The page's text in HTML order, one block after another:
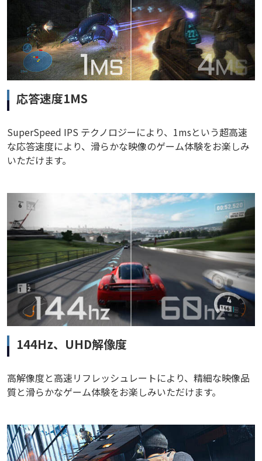
応答速度1MS
SuperSpeed IPS テクノロジーにより、1msという超高速
な応答速度により、滑らかな映像のゲーム体験をお楽しみ
いただけます。
144Hz、UHD解像度
高解像度と高速リフレッシュレートにより、精細な映像品
質と滑らかなゲーム体験をお楽しみいただけます。